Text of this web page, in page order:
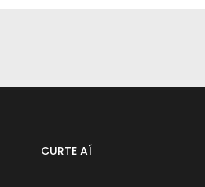
CURTE AÍ